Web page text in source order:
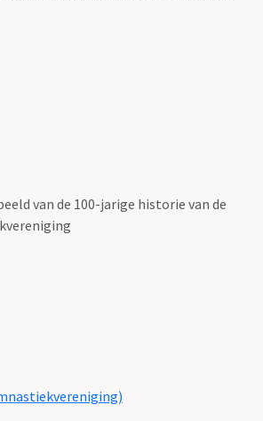
van de 100-jarige historie van de